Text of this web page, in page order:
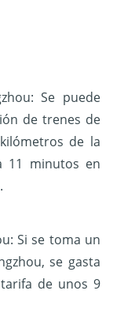
Se puede
de trenes de
de la
11 minutos en
Si se toma un
se gasta
de unos 9